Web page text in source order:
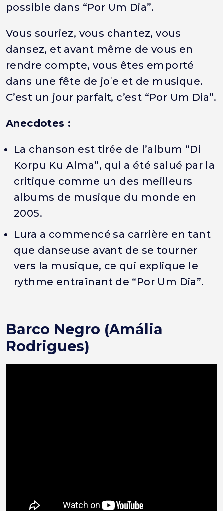
possible dans “Por Um Dia”.
Vous souriez, vous chantez, vous
dansez, et avant même de vous en
rendre compte, vous êtes emporté
dans une fête de joie et de musique.
C’est un jour parfait, c’est “Por Um Dia”.
Anecdotes :
La chanson est tirée de l’album “Di
Korpu Ku Alma”, qui a été salué par la
critique comme un des meilleurs
albums de musique du monde en
2005.
Lura a commencé sa carrière en tant
que danseuse avant de se tourner
vers la musique, ce qui explique le
rythme entraînant de “Por Um Dia”.
Barco Negro (Amália
Rodrigues)